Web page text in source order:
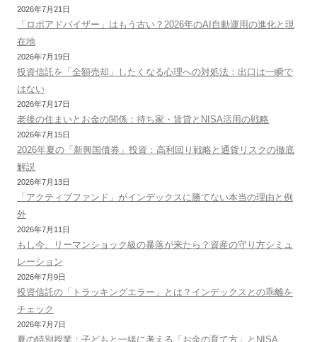
2026年7月21日
「ロボアドバイザー」はもう古い？2026年のAI自動運用の進化と現
在地
2026年7月19日
投資信託を「全額売却」したくなる心理への対処法：出口は一瞬で
はない
2026年7月17日
老後の住まいとお金の関係：持ち家・賃貸とNISA活用の戦略
2026年7月15日
2026年夏の「新興国債券」投資：高利回り戦略と通貨リスクの徹底
解説
2026年7月13日
「アクティブファンド」がインデックスに勝てない本当の理由と例
外
2026年7月11日
もし今、リーマンショック級の暴落が来たら？資産の守り方シミュ
レーション
2026年7月9日
投資信託の「トラッキングエラー」とは？インデックスとの乖離を
チェック
2026年7月7日
夏の特別授業：子どもと一緒に考える「お金の育て方」とNISA